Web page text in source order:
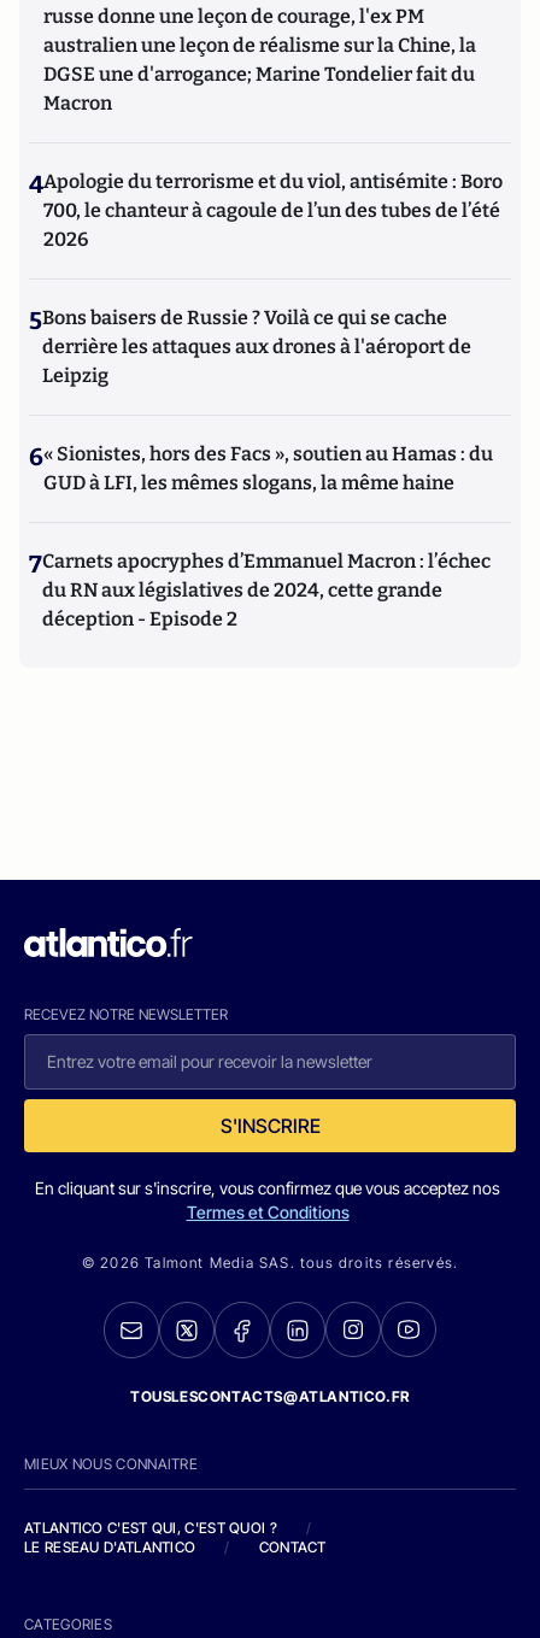
russe donne une leçon de courage, l'ex PM
australien une leçon de réalisme sur la Chine, la
DGSE une d'arrogance; Marine Tondelier fait du
Macron
4Apologie du terrorisme et du viol, antisémite : Boro
700, le chanteur à cagoule de l’un des tubes de l’été
2026
5Bons baisers de Russie ? Voilà ce qui se cache
derrière les attaques aux drones à l'aéroport de
Leipzig
6« Sionistes, hors des Facs », soutien au Hamas : du
GUD à LFI, les mêmes slogans, la même haine
7Carnets apocryphes d’Emmanuel Macron : l’échec
du RN aux législatives de 2024, cette grande
déception - Episode 2
RECEVEZ NOTRE NEWSLETTER
S'INSCRIRE
En cliquant sur s'inscrire, vous confirmez que vous acceptez nos
Termes et Conditions
© 2026 Talmont Media SAS. tous droits réservés.
TOUSLESCONTACTS@ATLANTICO.FR
MIEUX NOUS CONNAITRE
ATLANTICO C'EST QUI, C'EST QUOI ?
/
LE RESEAU D'ATLANTICO
/ CONTACT
CATEGORIES